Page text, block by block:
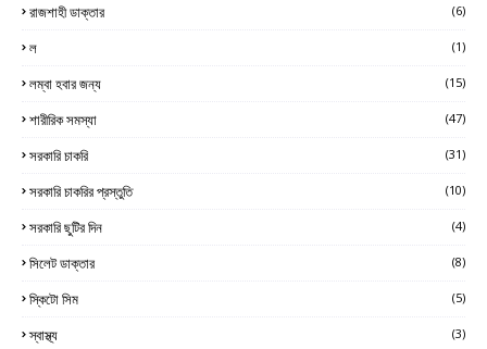
রাজশাহী ডাক্তার (6)
ল (1)
লম্বা হবার জন্য (15)
শারীরিক সমস্যা (47)
সরকারি চাকরি (31)
সরকারি চাকরির প্রস্তুতি (10)
সরকারি ছুটির দিন (4)
সিলেট ডাক্তার (8)
স্কিটো সিম (5)
স্বাস্থ্য (3)